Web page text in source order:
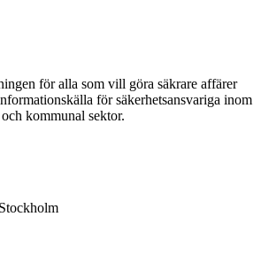
för alla som vill göra säkrare affärer
för säkerhets­ansvariga inom
kommunal sektor.